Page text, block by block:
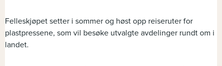
Felleskjøpet setter i sommer og høst opp reiseruter for
plastpressene, som vil besøke utvalgte avdelinger rundt om i
landet.